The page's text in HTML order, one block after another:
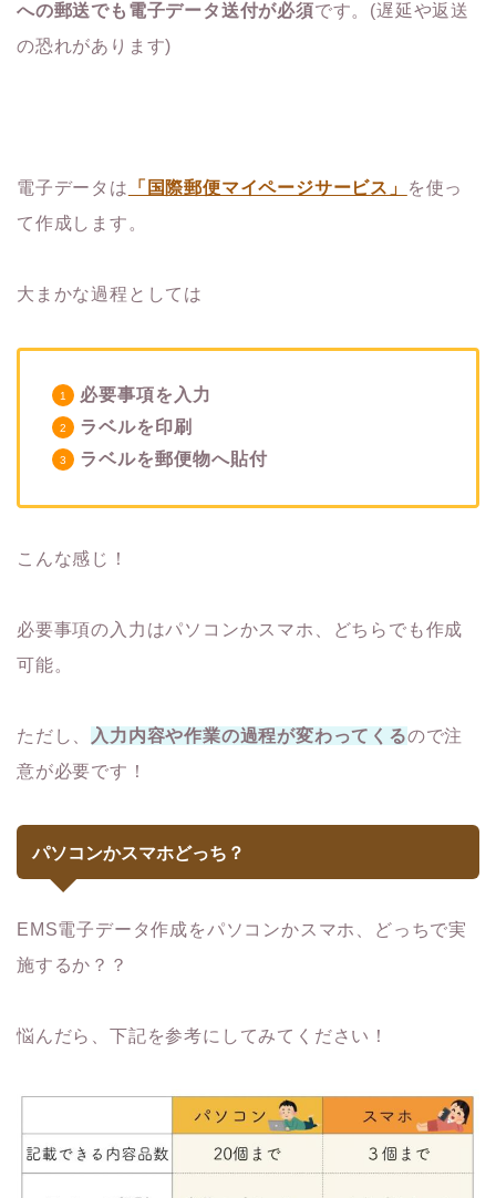
への郵送でも電子データ送付が必須です。(遅延や返送
の恐れがあります)
電子データは 「国際郵便マイページサービス」
を使っ
て作成します。
大まかな過程としては
必要事項を入力
ラベルを印刷
ラベルを郵便物へ貼付
こんな感じ！
必要事項の入力はパソコンかスマホ、どちらでも作成
可能。
ただし、 入力内容や作業の過程が変わってくるので注
意が必要です！
パソコンかスマホどっち？
EMS電子データ作成をパソコンかスマホ、どっちで実
施するか？？
悩んだら、下記を参考にしてみてください！